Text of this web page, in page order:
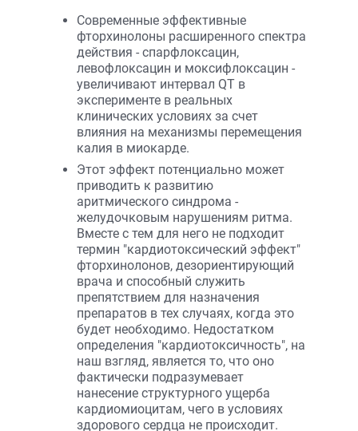
Современные эффективные
фторхинолоны расширенного спектра
действия - спарфлоксацин,
левофлоксацин и моксифлоксацин -
увеличивают интервал QT в
эксперименте в реальных
клинических условиях за счет
влияния на механизмы перемещения
калия в миокарде.
Этот эффект потенциально может
приводить к развитию
аритмического синдрома -
желудочковым нарушениям ритма.
Вместе с тем для него не подходит
термин "кардиотоксический эффект"
фторхинолонов, дезориентирующий
врача и способный служить
препятствием для назначения
препаратов в тех случаях, когда это
будет необходимо. Недостатком
определения "кардиотоксичность", на
наш взгляд, является то, что оно
фактически подразумевает
нанесение структурного ущерба
кардиомиоцитам, чего в условиях
здорового сердца не происходит.